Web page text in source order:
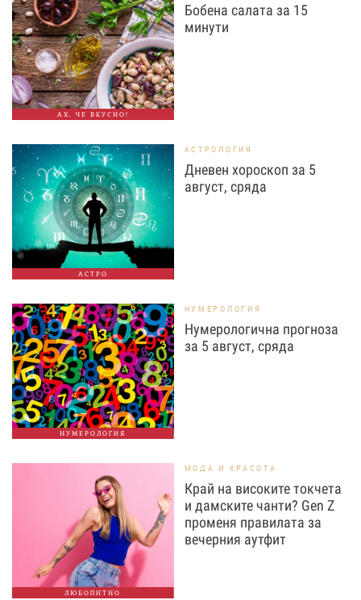
АХ, ЧЕ ВКУСНО!
Бобена салата за 15
минути
АСТРО
АСТРОЛОГИЯ
Дневен хороскоп за 5
август, сряда
НУМЕРОЛОГИЯ
НУМЕРОЛОГИЯ
Нумерологична прогноза
за 5 август, сряда
ЛЮБОПИТНО
МОДА И КРАСОТА
Край на високите токчета
и дамските чанти? Gen Z
променя правилата за
вечерния аутфит